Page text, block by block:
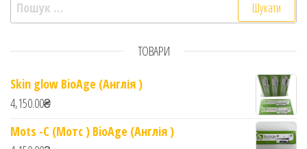
ТОВАРИ
Skin glow BioAge (Англія )
4,150.00₴
Mots -C (Мотс ) BioAge (Англія )